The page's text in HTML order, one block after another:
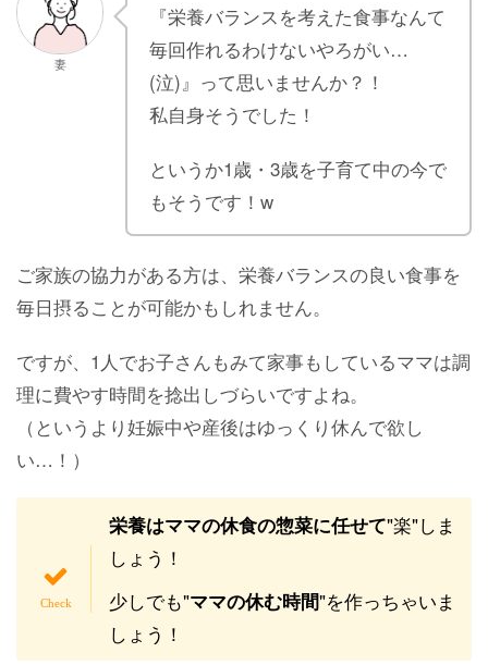
妻
『栄養バランスを考えた食事なんて
毎回作れるわけないやろがい…
(泣)』って思いませんか？！
私自身そうでした！
というか1歳・3歳を子育て中の今で
もそうです！w
ご家族の協力がある方は、栄養バランスの良い食事を
毎日摂ることが可能かもしれません。
ですが、1人でお子さんもみて家事もしているママは調
理に費やす時間を捻出しづらいですよね。
（というより妊娠中や産後はゆっくり休んで欲し
い…！）
栄養はママの休食の惣菜に任せて"楽"しま
しょう！
少しでも"ママの休む時間"を作っちゃいま
しょう！